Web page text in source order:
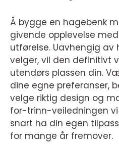
Å bygge en hagebenk
givende opplevelse
utførelse. Uavhengig av
velger, vil den definitivt
utendørs plassen din.
dine egne preferanser,
velge riktig design og
for-trinn-veiledningen
snart ha din egen
for mange år fremover.